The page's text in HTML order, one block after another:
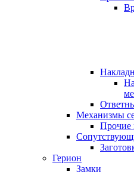
Механизмы
Прочие
Герион
Замки